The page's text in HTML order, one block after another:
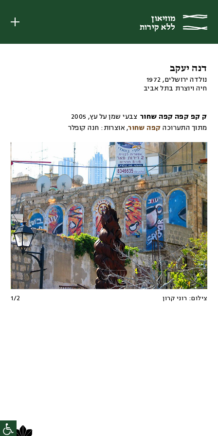
מוזיאון
ללא קירות
מוזיאון
ללא קירות
דנה יעקב
נולדה ירושלים, 1972
חיה ויוצרת בתל אביב
ק קפ קפה קפה שחור צבעי שמן על עץ,
2005
מתוך התערוכה קפה שחור, אוצרות: חנה קופלר
צילום: רוני קרון 1/2